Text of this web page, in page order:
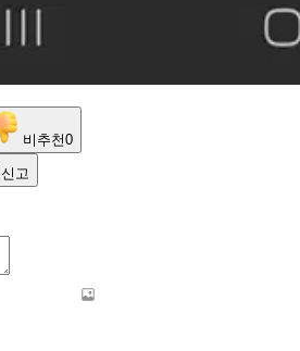
비추천0
신고